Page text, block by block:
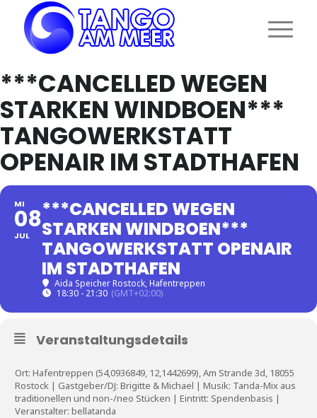
***CANCELLED WEGEN
STARKEN WINDBOEN***
TANGOWERKSTATT
OPENAIR IM STADTHAFEN
MI
08
JUL
***CANCELLED WEGEN
STARKEN WINDBOEN***
TANGOWERKSTATT OPENAIR
IM STADTHAFEN
Aida Speicher Rostock, Hafentreppen
18:30 - 21:30 (GMT+02:00)
Veranstaltungsdetails
Ort: Hafentreppen (54,0936849, 12,1442699), Am Strande 3d, 18055
Rostock | Gastgeber/DJ: Brigitte & Michael | Musik: Tanda-Mix aus
traditionellen und non-/neo Stücken | Eintritt: Spendenbasis |
Veranstalter: bellatanda